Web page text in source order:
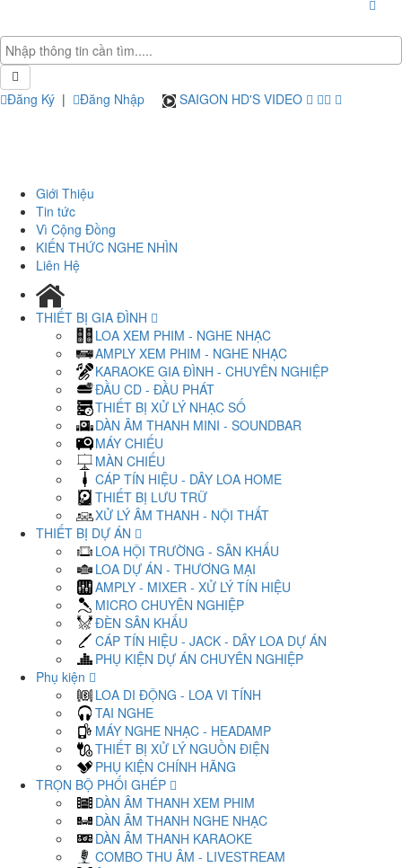
Đăng Ký | Đăng Nhập SAIGON HD'S VIDEO
Giới Thiệu
Tin tức
Vì Cộng Đồng
KIẾN THỨC NGHE NHÌN
Liên Hệ
THIẾT BỊ GIA ĐÌNH
LOA XEM PHIM - NGHE NHẠC
AMPLY XEM PHIM - NGHE NHẠC
KARAOKE GIA ĐÌNH - CHUYÊN NGHIỆP
ĐẦU CD - ĐẦU PHÁT
THIẾT BỊ XỬ LÝ NHẠC SỐ
DÀN ÂM THANH MINI - SOUNDBAR
MÁY CHIẾU
MÀN CHIẾU
CÁP TÍN HIỆU - DÂY LOA HOME
THIẾT BỊ LƯU TRỮ
XỬ LÝ ÂM THANH - NỘI THẤT
THIẾT BỊ DỰ ÁN
LOA HỘI TRƯỜNG - SÂN KHẤU
LOA DỰ ÁN - THƯƠNG MẠI
AMPLY - MIXER - XỬ LÝ TÍN HIỆU
MICRO CHUYÊN NGHIỆP
ĐÈN SÂN KHẤU
CÁP TÍN HIỆU - JACK - DÂY LOA DỰ ÁN
PHỤ KIỆN DỰ ÁN CHUYÊN NGHIỆP
Phụ kiện
LOA DI ĐỘNG - LOA VI TÍNH
TAI NGHE
MÁY NGHE NHẠC - HEADAMP
THIẾT BỊ XỬ LÝ NGUỒN ĐIỆN
PHỤ KIỆN CHÍNH HÃNG
TRỌN BỘ PHỐI GHÉP
DÀN ÂM THANH XEM PHIM
DÀN ÂM THANH NGHE NHẠC
DÀN ÂM THANH KARAOKE
COMBO THU ÂM - LIVESTREAM